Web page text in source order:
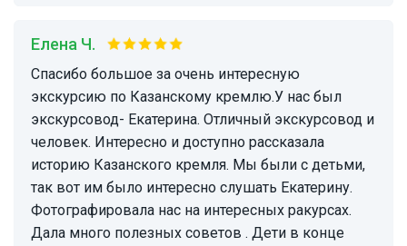
Елена Ч.
Спасибо большое за очень интересную
экскурсию по Казанскому кремлю.У нас был
экскурсовод- Екатерина. Отличный экскурсовод и
человек. Интересно и доступно рассказала
историю Казанского кремля. Мы были с детьми,
так вот им было интересно слушать Екатерину.
Фотографировала нас на интересных ракурсах.
Дала много полезных советов . Дети в конце